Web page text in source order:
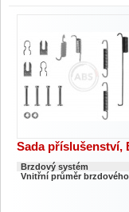
Sada příslušenství,
Brzdový systém
Vnitřní průměr